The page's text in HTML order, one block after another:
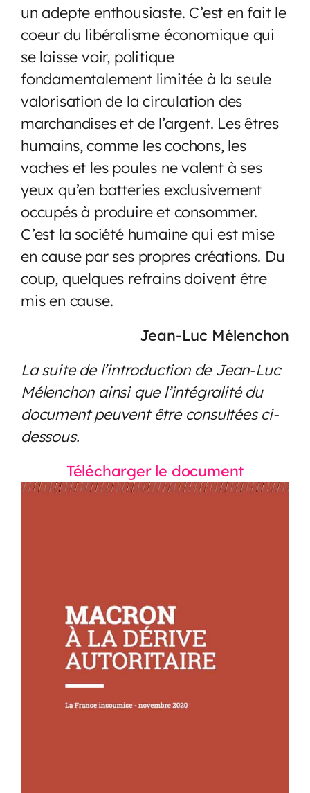
un adepte enthousiaste. C’est en fait le
coeur du libéralisme économique qui
se laisse voir, politique
fondamentalement limitée à la seule
valorisation de la circulation des
marchandises et de l’argent. Les êtres
humains, comme les cochons, les
vaches et les poules ne valent à ses
yeux qu’en batteries exclusivement
occupés à produire et consommer.
C’est la société humaine qui est mise
en cause par ses propres créations. Du
coup, quelques refrains doivent être
mis en cause.
Jean-Luc Mélenchon
La suite de l’introduction de Jean-Luc
Mélenchon ainsi que l’intégralité du
document peuvent être consultées ci-
dessous.
Télécharger le document